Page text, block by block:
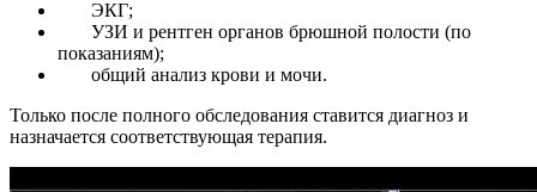
ЭКГ;
УЗИ и рентген органов брюшной полости (по
показаниям);
общий анализ крови и мочи.
Только после полного обследования ставится диагноз и
назначается соответствующая терапия.